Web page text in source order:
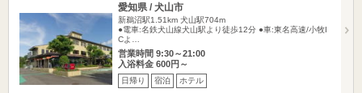
愛知県 / 犬山市
新鵜沼駅1.51km 犬山駅704m
●電車:名鉄犬山線犬山駅より徒歩12分 ●車:東名高速/小牧I
Cよ…
営業時間 9:30～21:00
入浴料金 600円～
日帰り 宿泊 ホテル